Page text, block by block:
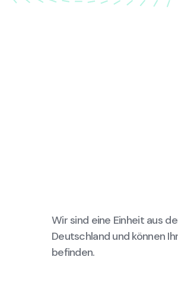
Wir sind eine Einheit aus
Deutschland und können
befinden.